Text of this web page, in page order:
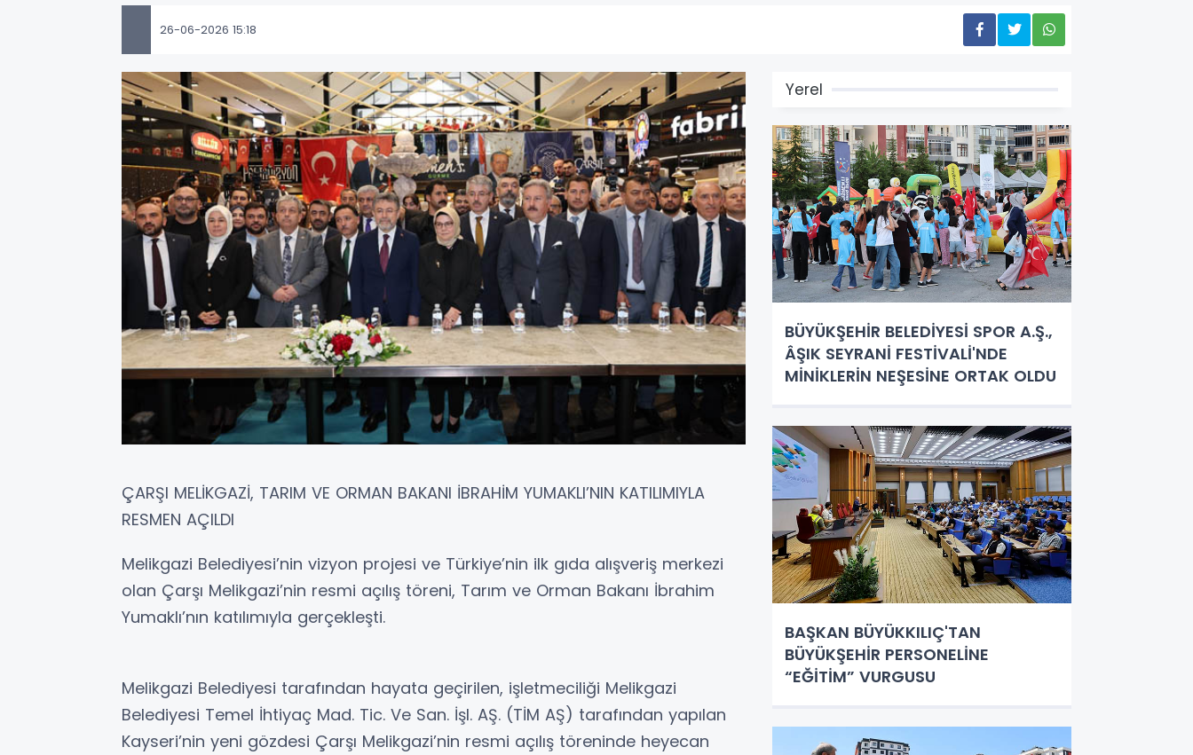
26-06-2026 15:18
ÇARŞI MELİKGAZİ, TARIM VE ORMAN BAKANI İBRAHİM YUMAKLI’NIN KATILIMIYLA
RESMEN AÇILDI
Melikgazi Belediyesi’nin vizyon projesi ve Türkiye’nin ilk gıda alışveriş merkezi
olan Çarşı Melikgazi’nin resmi açılış töreni, Tarım ve Orman Bakanı İbrahim
Yumaklı’nın katılımıyla gerçekleşti.
Melikgazi Belediyesi tarafından hayata geçirilen, işletmeciliği Melikgazi
Belediyesi Temel İhtiyaç Mad. Tic. Ve San. İşl. AŞ. (TİM AŞ) tarafından yapılan
Kayseri’nin yeni gözdesi Çarşı Melikgazi’nin resmi açılış töreninde heyecan
Yerel
BÜYÜKŞEHİR BELEDİYESİ SPOR A.Ş.,
ÂŞIK SEYRANİ FESTİVALİ'NDE
MİNİKLERİN NEŞESİNE ORTAK OLDU
BAŞKAN BÜYÜKKILIÇ'TAN
BÜYÜKŞEHİR PERSONELİNE
“EĞİTİM” VURGUSU